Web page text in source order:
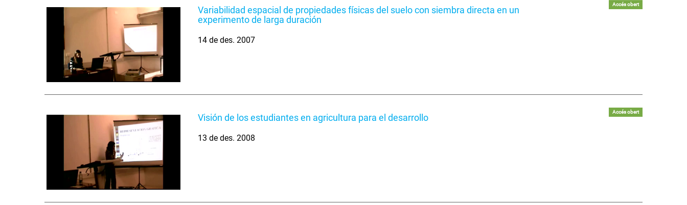
Variabilidad espacial de propiedades físicas del suelo con siembra directa en un
experimento de larga duración
Accés obert
14 de des. 2007
Visión de los estudiantes en agricultura para el desarrollo
Accés obert
13 de des. 2008